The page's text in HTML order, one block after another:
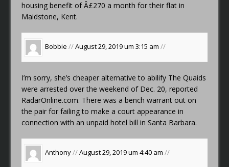
housing benefit of Â£270 a month for their flat in
Maidstone, Kent.
Bobbie //August 29, 2019 um 3:15 am//
I’m sorry, she’scheaper alternative to abilify The Quaids
were arrested over the weekend of Dec. 20, reported
RadarOnline.com. There was a bench warrant out on
the pair for failing to make a court appearance in
connection with an unpaid hotel bill in Santa Barbara.
Anthony//August 29, 2019 um 4:40 am//